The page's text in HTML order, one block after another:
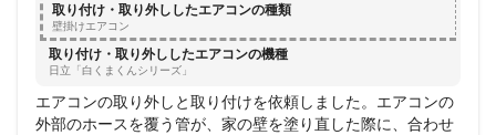
取り付け・取り外ししたエアコンの種類
壁掛けエアコン
取り付け・取り外ししたエアコンの機種
日立「白くまくんシリーズ」
エアコンの取り外しと取り付けを依頼しました。エアコンの
外部のホースを覆う管が、家の壁を塗り直した際に、合わせ